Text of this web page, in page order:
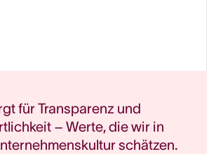
für Transparenz und
– Werte, die wir in
schätzen.